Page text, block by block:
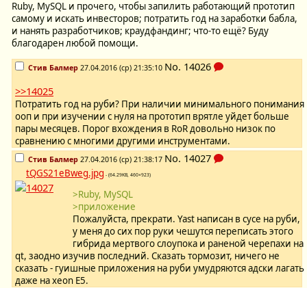
Ruby, MySQL и прочего, чтобы запилить работающий прототип
самому и искать инвесторов; потратить год на заработки бабла,
и нанять разработчиков; краудфандинг; что-то ещё? Буду
благодарен любой помощи.
Стив Балмер 27.04.2016 (ср) 21:35:10 No. 14026
>>14025
Потратить год на руби? При наличии минимального понимания
ооп и при изучении с нуля на прототип врятле уйдет больше
пары месяцев. Порог вхождения в RoR довольно низок по
сравнению с многими другими инструментами.
Стив Балмер 27.04.2016 (ср) 21:38:17 No. 14027
tQGS21eBweg.jpg - (64.29KB, 460×923)
>Ruby, MySQL
>приложение
Пожалуйста, прекрати. Yast написан в сусе на руби,
у меня до сих пор руки чешутся переписать этого
гибрида мертвого слоупока и раненой черепахи на
qt, заодно изучив последний. Сказать тормозит, ничего не
сказать - гуишные приложения на руби умудряются адски лагать
даже на xeon E5.